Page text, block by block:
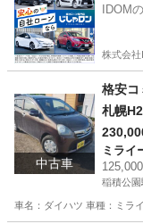
IDOM
株式会
中古車
格安コ
札幌
ミライ
稲積公園
車名：ダイハツ 車種：ミラ